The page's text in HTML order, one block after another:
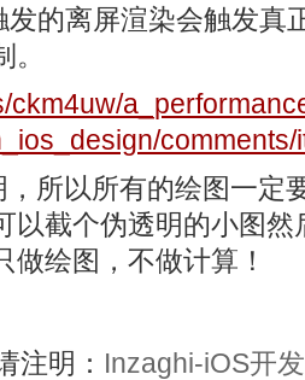
的离屏渲染会触发真
ckm4uw/
comments/
所以所有的绘图一定
以截个伪透明的小图
做绘图，不做计算！
注明： Inzaghi-iOS开